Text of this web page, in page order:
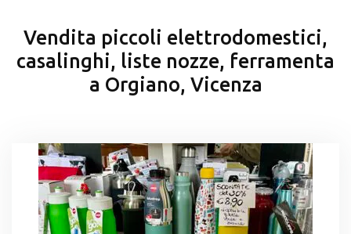
Vendita piccoli elettrodomestici,
casalinghi, liste nozze, ferramenta
a Orgiano, Vicenza